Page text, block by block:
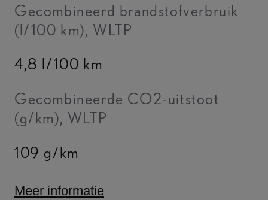
Gecombineerd brandstofverbruik
(l/100 km), WLTP
4,8 l/100 km
Gecombineerde CO2-uitstoot
(g/km), WLTP
109 g/km
Meer informatie